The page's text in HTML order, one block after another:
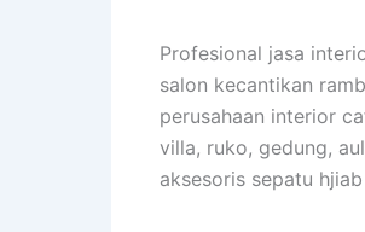
Profesional jasa
salon kecantikan
perusahaan interior
villa, ruko, gedung,
aksesoris sepatu